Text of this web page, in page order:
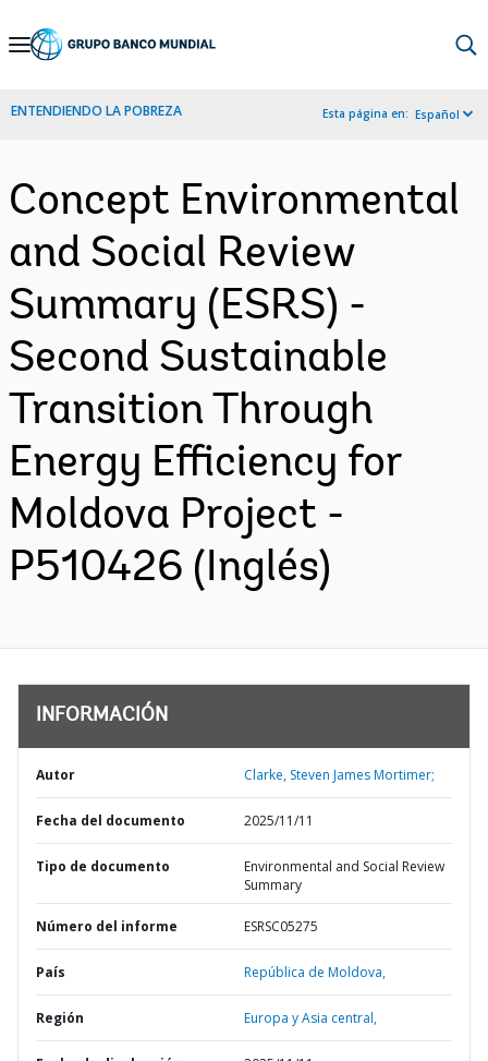
Skip
Navigation
ENTENDIENDO LA POBREZA Esta página en: Español
Concept Environmental
and Social Review
Summary (ESRS) -
Second Sustainable
Transition Through
Energy Efficiency for
Moldova Project -
P510426 (Inglés)
INFORMACIÓN
Autor Clarke, Steven James Mortimer;
Fecha del documento 2025/11/11
Tipo de documento
Environmental and Social Review
Summary
Número del informe ESRSC05275
País República de Moldova,
Región Europa y Asia central,